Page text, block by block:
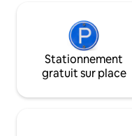
Stationnement
gratuit sur place